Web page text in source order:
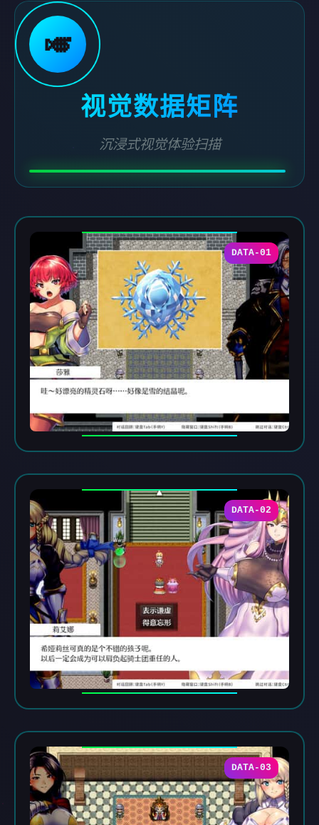
🎺
视觉数据矩阵
沉浸式视觉体验扫描
DATA-01
DATA-02
DATA-03